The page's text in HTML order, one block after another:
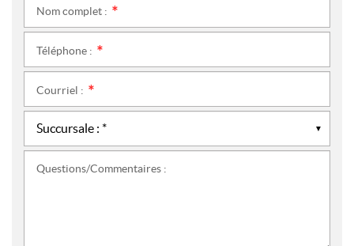
Nom complet :
Téléphone :
Courriel :
Questions/Commentaires :